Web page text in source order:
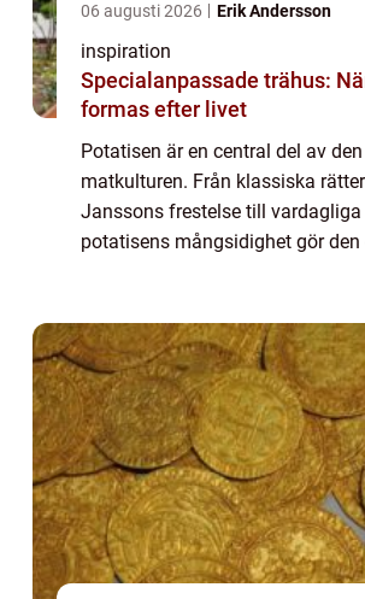
06 augusti 2026 Erik Andersson
inspiration
Specialanpassade trähus:
formas efter livet
Potatisen är en central del av
matkulturen. Från klassiska
Janssons frestelse till vardagliga
potatisens mångsidighet gör